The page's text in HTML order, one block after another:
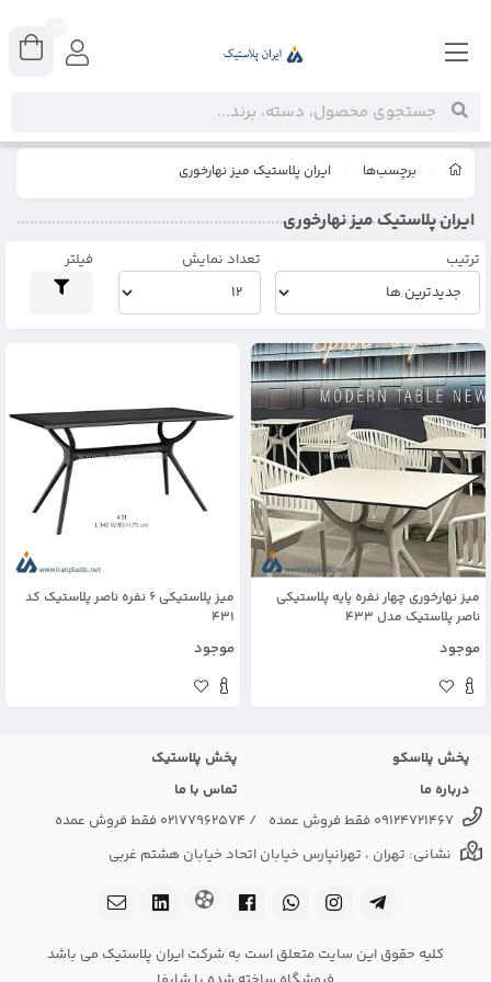
برچسب‌ها ایران پلاستیک میز نهارخوری
ایران پلاستیک میز نهارخوری
ترتیب تعداد نمایش فیلتر
میز نهارخوری چهار نفره پایه پلاستیکی
ناصر پلاستیک مدل 433
موجود
میز پلاستیکی 6 نفره ناصر پلاستیک کد
431
موجود
پخش پلاسکو
پخش پلاستیک
درباره ما
تماس با ما
09124721467 فقط فروش عمده
/ 02177962574 فقط فروش عمده
نشانی: تهران ، تهرانپارس خیابان اتحاد خیابان هشتم غربی
کلیه حقوق این سایت متعلق است به شرکت ایران پلاستیک می باشد